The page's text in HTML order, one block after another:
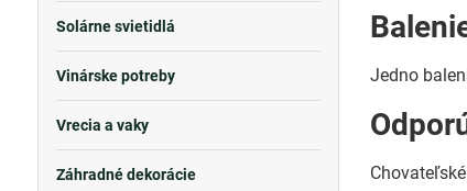
Jedno
Solárne svietidlá
Vinárske potreby
Vrecia a vaky
Záhradné dekorácie